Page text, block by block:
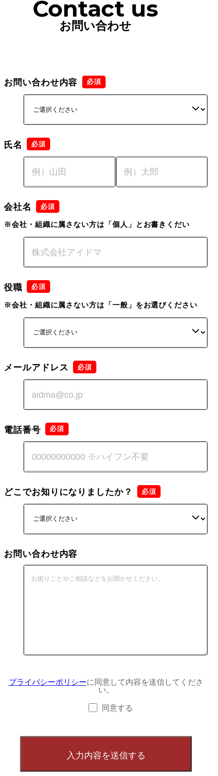
Contact us
お問い合わせ
お問い合わせ内容
氏名
会社名
※会社・組織に属さない方は「個人」とお書きくだい
役職
※会社・組織に属さない方は「一般」をお選びください
メールアドレス
電話番号
どこでお知りになりましたか？
お問い合わせ内容
プライバシーポリシーに同意して内容を送信してくださ
い。
同意する